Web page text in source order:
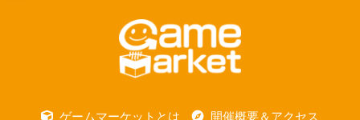
ゲームマーケットとは 開催概要＆アクセス